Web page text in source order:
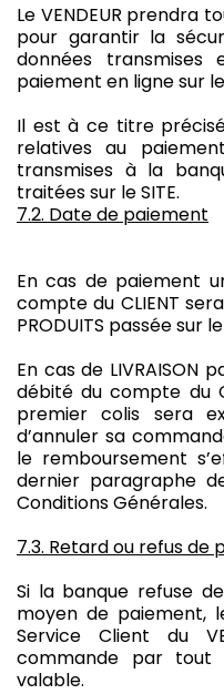
Le VENDEUR prendra
pour garantir la
données
paiement en ligne sur le
Il est à ce titre
relatives au
transmises à la
traitées sur le SITE.
7.2. Date de paiement
En cas de paiement
compte du CLIENT
PRODUITS passée sur le
En cas de
débité du compte du
premier colis sera
d’annuler sa
le remboursement
dernier paragraphe
Conditions Générales.
7.3. Retard ou refus de
Si la banque refuse
moyen de paiement,
Service Client du
commande par tout
valable.